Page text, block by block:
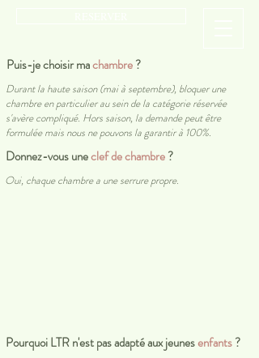
Puis-je choisir machambre?
Durant la haute saison (mai à septembre), bloquer une
chambre en particulier au sein de la catégorie réservée
s'avère compliqué. Hors saison, la demande peut être
formulée mais nous ne pouvons la garantir à 100%.
Donnez-vous uneclef de chambre?
Oui, chaque chambre a une serrure propre.
Pourquoi LTR n'est pas adapté aux jeunesenfants?